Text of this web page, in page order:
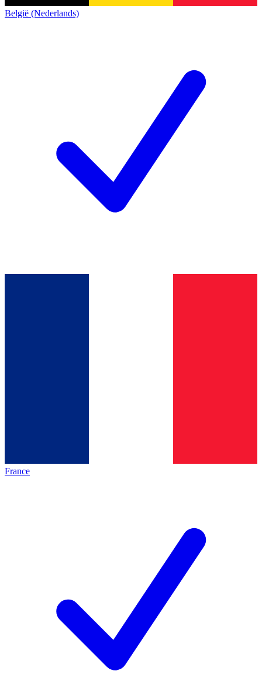
België (Nederlands)
France